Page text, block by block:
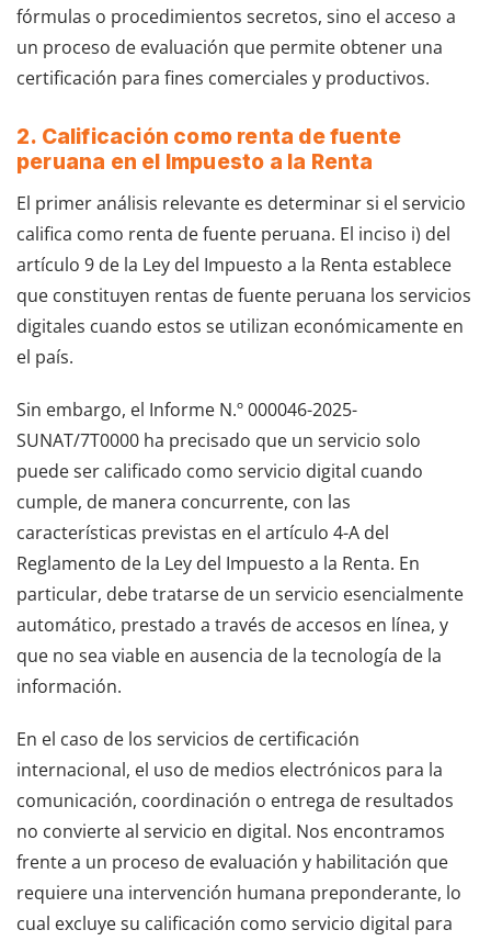
fórmulas o procedimientos secretos, sino el acceso a
un proceso de evaluación que permite obtener una
certificación para fines comerciales y productivos.
2. Calificación como renta de fuente
peruana en el Impuesto a la Renta
El primer análisis relevante es determinar si el servicio
califica como renta de fuente peruana. El inciso i) del
artículo 9 de la Ley del Impuesto a la Renta establece
que constituyen rentas de fuente peruana los servicios
digitales cuando estos se utilizan económicamente en
el país.
Sin embargo, el Informe N.º 000046-2025-
SUNAT/7T0000 ha precisado que un servicio solo
puede ser calificado como servicio digital cuando
cumple, de manera concurrente, con las
características previstas en el artículo 4-A del
Reglamento de la Ley del Impuesto a la Renta. En
particular, debe tratarse de un servicio esencialmente
automático, prestado a través de accesos en línea, y
que no sea viable en ausencia de la tecnología de la
información.
En el caso de los servicios de certificación
internacional, el uso de medios electrónicos para la
comunicación, coordinación o entrega de resultados
no convierte al servicio en digital. Nos encontramos
frente a un proceso de evaluación y habilitación que
requiere una intervención humana preponderante, lo
cual excluye su calificación como servicio digital para